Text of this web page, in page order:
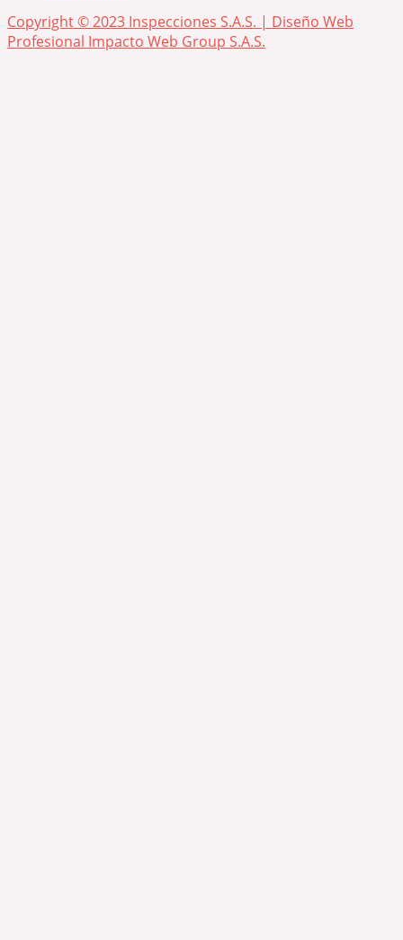
Copyright © 2023 Inspecciones S.A.S. | Diseño Web
Profesional Impacto Web Group S.A.S.